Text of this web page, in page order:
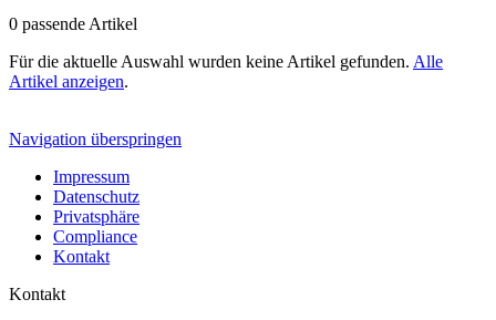
0 passende Artikel
Für die aktuelle Auswahl wurden keine Artikel gefunden. Alle
Artikel anzeigen.
Navigation überspringen
Impressum
Datenschutz
Privatsphäre
Compliance
Kontakt
Kontakt